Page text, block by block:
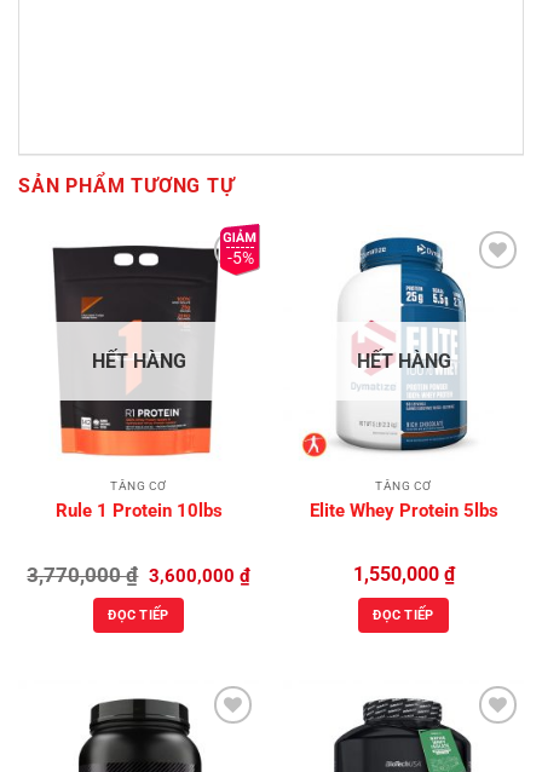
SẢN PHẨM TƯƠNG TỰ
-5%
HẾT HÀNG
TĂNG CƠ
Rule 1 Protein 10lbs
3,770,000₫ Giá
gốc
là:
3,770,000 ₫.
3,600,000 ₫Giá
hiện
ĐỌC TIẾP
HẾT HÀNG
TĂNG CƠ
Elite Whey Protein 5lbs
1,550,000 ₫
ĐỌC TIẾP